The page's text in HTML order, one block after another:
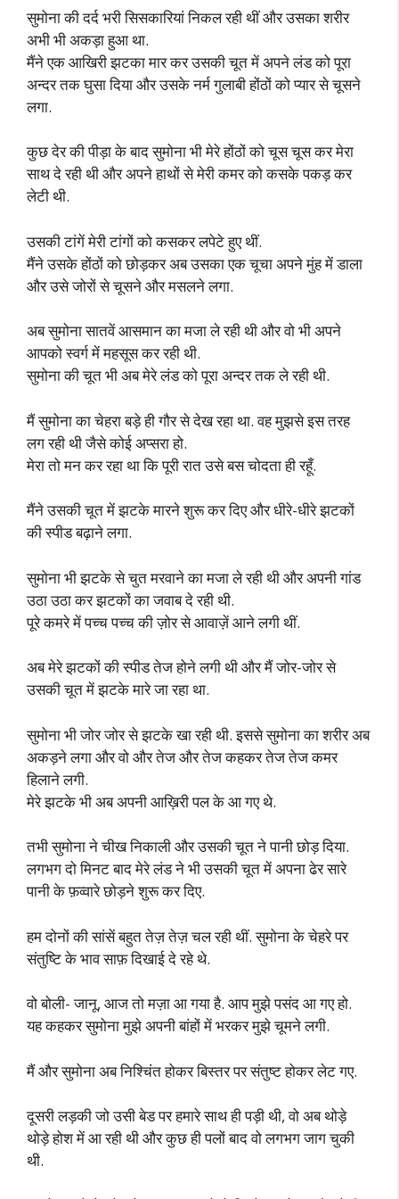
सुमोना की दर्द भरी सिसकारियां निकल रही थीं और उसका शरीर
अभी भी अकड़ा हुआ था.
मैंने एक आखिरी झटका मार कर उसकी चूत में अपने लंड को पूरा
अन्दर तक घुसा दिया और उसके नर्म गुलाबी होंठों को प्यार से चूसने
लगा.
कुछ देर की पीड़ा के बाद सुमोना भी मेरे होंठों को चूस चूस कर मेरा
साथ दे रही थी और अपने हाथों से मेरी कमर को कसके पकड़ कर
लेटी थी.
उसकी टांगें मेरी टांगों को कसकर लपेटे हुए थीं.
मैंने उसके होंठों को छोड़कर अब उसका एक चूचा अपने मुंह में डाला
और उसे जोरों से चूसने और मसलने लगा.
अब सुमोना सातवें आसमान का मजा ले रही थी और वो भी अपने
आपको स्वर्ग में महसूस कर रही थी.
सुमोना की चूत भी अब मेरे लंड को पूरा अन्दर तक ले रही थी.
मैं सुमोना का चेहरा बड़े ही गौर से देख रहा था. वह मुझसे इस तरह
लग रही थी जैसे कोई अप्सरा हो.
मेरा तो मन कर रहा था कि पूरी रात उसे बस चोदता ही रहूँ.
मैंने उसकी चूत में झटके मारने शुरू कर दिए और धीरे-धीरे झटकों
की स्पीड बढ़ाने लगा.
सुमोना भी झटके से चुत मरवाने का मजा ले रही थी और अपनी गांड
उठा उठा कर झटकों का जवाब दे रही थी.
पूरे कमरे में पच्च पच्च की ज़ोर से आवाज़ें आने लगी थीं.
अब मेरे झटकों की स्पीड तेज होने लगी थी और मैं जोर-जोर से
उसकी चूत में झटके मारे जा रहा था.
सुमोना भी जोर जोर से झटके खा रही थी. इससे सुमोना का शरीर अब
अकड़ने लगा और वो और तेज और तेज कहकर तेज तेज कमर
हिलाने लगी.
मेरे झटके भी अब अपनी आख़िरी पल के आ गए थे.
तभी सुमोना ने चीख निकाली और उसकी चूत ने पानी छोड़ दिया.
लगभग दो मिनट बाद मेरे लंड ने भी उसकी चूत में अपना ढेर सारे
पानी के फ़व्वारे छोड़ने शुरू कर दिए.
हम दोनों की सांसें बहुत तेज़ तेज़ चल रही थीं. सुमोना के चेहरे पर
संतुष्टि के भाव साफ़ दिखाई दे रहे थे.
वो बोली- जानू, आज तो मज़ा आ गया है. आप मुझे पसंद आ गए हो.
यह कहकर सुमोना मुझे अपनी बांहों में भरकर मुझे चूमने लगी.
मैं और सुमोना अब निश्चिंत होकर बिस्तर पर संतुष्ट होकर लेट गए.
दूसरी लड़की जो उसी बेड पर हमारे साथ ही पड़ी थी, वो अब थोड़े
थोड़े होश में आ रही थी और कुछ ही पलों बाद वो लगभग जाग चुकी
थी.